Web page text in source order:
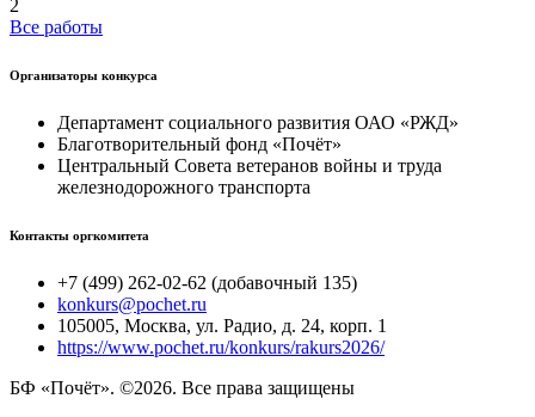
2
Все работы
Организаторы конкурса
Департамент социального развития ОАО «РЖД»
Благотворительный фонд «Почёт»
Центральный Совета ветеранов войны и труда
железнодорожного транспорта
Контакты оргкомитета
+7 (499) 262-02-62 (добавочный 135)
konkurs@pochet.ru
105005, Москва, ул. Радио, д. 24, корп. 1
https://www.pochet.ru/konkurs/rakurs2026/
БФ «Почёт». ©2026. Все права защищены